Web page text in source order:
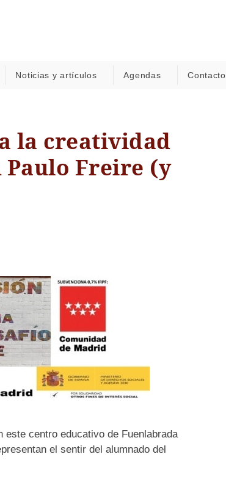
Noticias y artículos Agendas Contacto
la creatividad
Paulo Freire (y
centro educativo de Fuenlabrada
el sentir del alumnado del